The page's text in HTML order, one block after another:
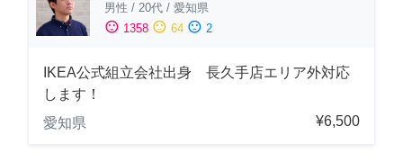
男性 / 20代 / 愛知県
sentiment_satisfied 1358 sentiment_neutral 64 sentiment_dissatisfied 2
IKEA公式組立会社出身 長久手店エリア外対応
します！
愛知県
¥6,500